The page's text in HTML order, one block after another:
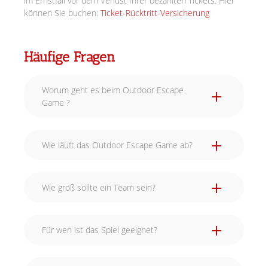
können Sie buchen: Ticket-Rücktritt-Versicherung
Häufige Fragen
Worum geht es beim Outdoor Escape
Game ?
Wie läuft das Outdoor Escape Game ab?
Wie groß sollte ein Team sein?
Für wen ist das Spiel geeignet?